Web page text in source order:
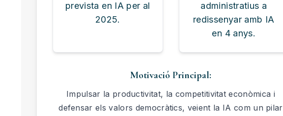
prevista en IA per al
2025.
administratius a
redissenyar amb IA
en 4 anys.
Motivació Principal:
Impulsar la productivitat, la competitivitat econòmica i
defensar els valors democràtics, veient la IA com un pilar